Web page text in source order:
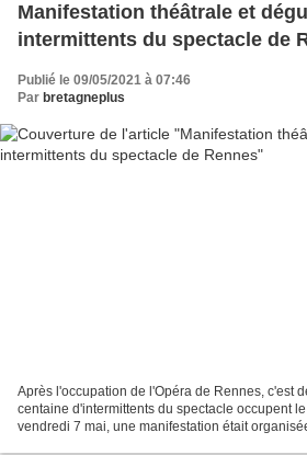
Manifestation théâtrale et
intermittents du spectacle de
Publié le 09/05/2021 à 07:46
Par bretagneplus
Après l'occupation de l'Opéra de Rennes, c'est
centaine d'intermittents du spectacle occupent
vendredi 7 mai, une manifestation était